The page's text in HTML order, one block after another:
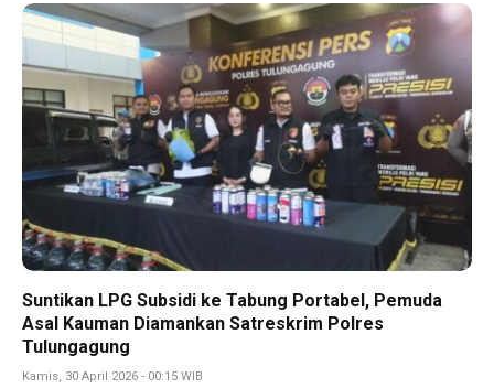
Suntikan LPG Subsidi ke Tabung Portabel, Pemuda
Asal Kauman Diamankan Satreskrim Polres
Tulungagung
Kamis, 30 April 2026 - 00:15 WIB